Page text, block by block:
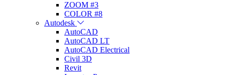
ZOOM #3
COLOR #8
Autodesk
AutoCAD
AutoCAD LT
AutoCAD Electrical
Civil 3D
Revit